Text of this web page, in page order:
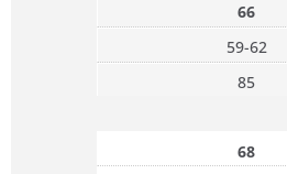
66
59-62
85
68